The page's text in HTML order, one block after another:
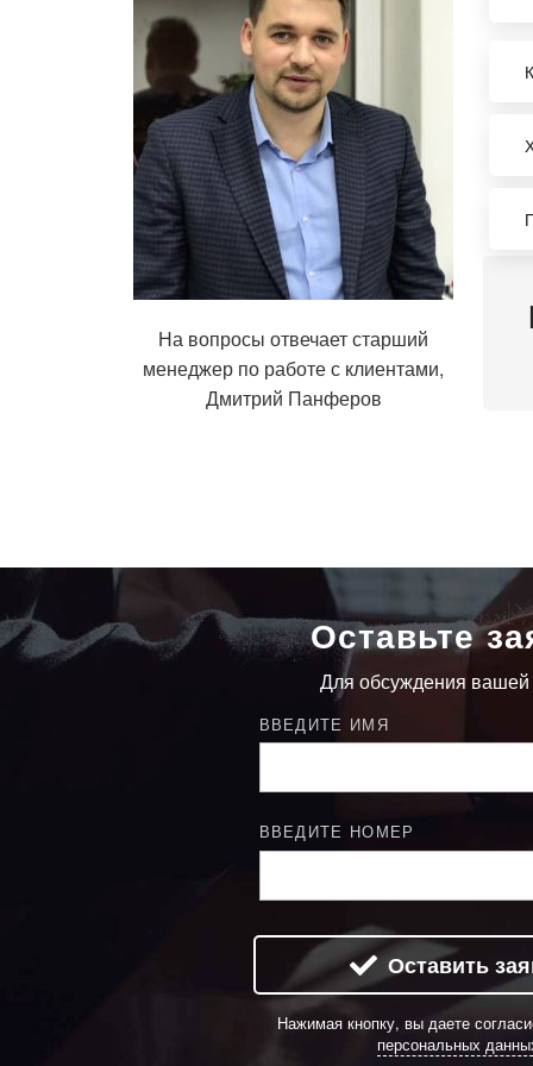
На вопросы отвечает старший
менеджер по работе с клиентами,
Дмитрий Панферов
Оставьте
Для обсуждения вашей
ВВЕДИТЕ ИМЯ
ВВЕДИТЕ НОМЕР
Оставить
Нажимая кнопку, вы даете
персональных